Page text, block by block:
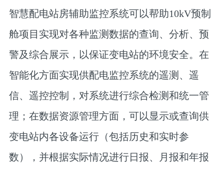
智慧配电站房辅助监控系统可以帮助10kV预制
舱项目实现对各种监测数据的查询、分析、预
警及综合展示，以保证变电站的环境安全。在
智能化方面实现供配电监控系统的遥测、遥
信、遥控控制，对系统进行综合检测和统一管
理；在数据资源管理方面，可以显示或查询供
变电站内各设备运行（包括历史和实时参
数），并根据实际情况进行日报、月报和年报